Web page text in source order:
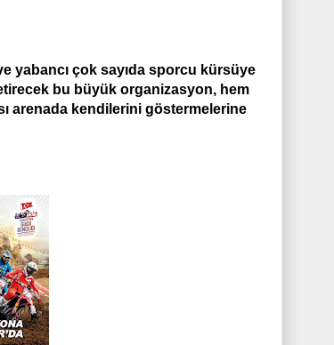
yabancı çok sayıda sporcu kürsüye
bu büyük organizasyon, hem
arenada kendilerini göstermelerine